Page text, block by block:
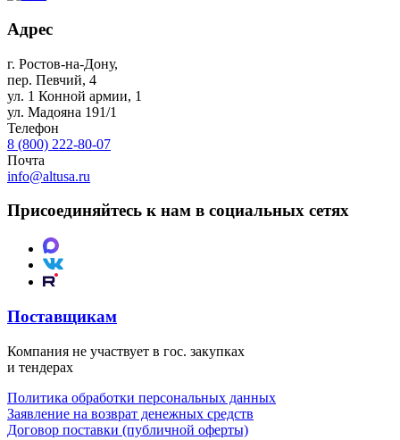
Адрес
г. Ростов-на-Дону,
пер. Певчий, 4
ул. 1 Конной армии, 1
ул. Мадояна 191/1
Телефон
8 (800) 222-80-07
Почта
info@altusa.ru
Присоединяйтесь к нам в социальных сетях
Поставщикам
Компания не участвует в гос. закупках
и тендерах
Политика обработки персональных данных
Заявление на возврат денежных средств
Договор поставки (публичной оферты)